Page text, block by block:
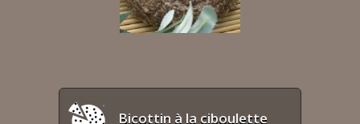
Bicottin à la ciboulette